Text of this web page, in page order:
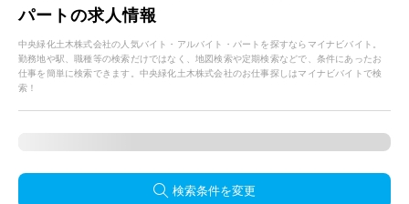
パートの求人情報
中央緑化土木株式会社の人気バイト・アルバイト・パートを探すならマイナビバイト。
勤務地や駅、職種等の検索だけではなく、地図検索や定期検索などで、条件にあったお
仕事を簡単に検索できます。中央緑化土木株式会社のお仕事探しはマイナビバイトで検
索！
検索条件を変更